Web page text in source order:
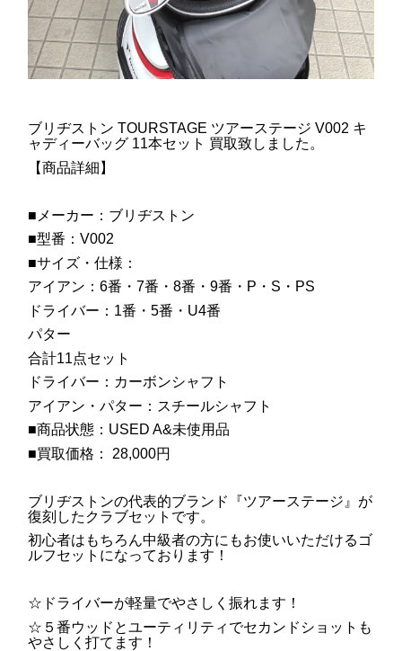
ブリヂストン TOURSTAGE ツアーステージ V002 キ
ャディーバッグ 11本セット 買取致しました。
【商品詳細】
■メーカー：ブリヂストン
■型番：V002
■サイズ・仕様：
アイアン：6番・7番・8番・9番・P・S・PS
ドライバー：1番・5番・U4番
パター
合計11点セット
ドライバー：カーボンシャフト
アイアン・パター：スチールシャフト
■商品状態：USED A&未使用品
■買取価格： 28,000円
ブリヂストンの代表的ブランド『ツアーステージ』が
復刻したクラブセットです。
初心者はもちろん中級者の方にもお使いいただけるゴ
ルフセットになっております！
☆ドライバーが軽量でやさしく振れます！
☆５番ウッドとユーティリティでセカンドショットも
やさしく打てます！